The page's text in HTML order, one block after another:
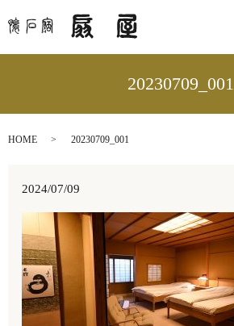
20230709_001
HOME 20230709_001
2024/07/09